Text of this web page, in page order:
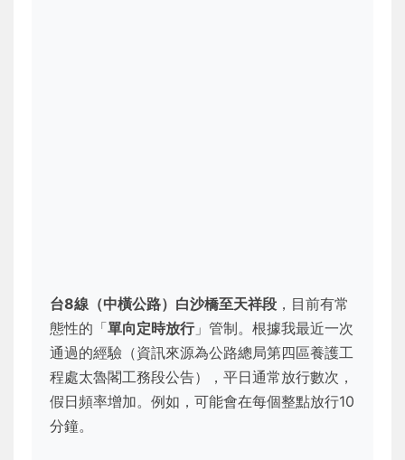
台8線（中橫公路）白沙橋至天祥段 ，目前有常
態性的「單向定時放行」管制。根據我最近一次
通過的經驗（資訊來源為公路總局第四區養護工
程處太魯閣工務段公告），平日通常放行數次，
假日頻率增加。例如，可能會在每個整點放行10
分鐘。